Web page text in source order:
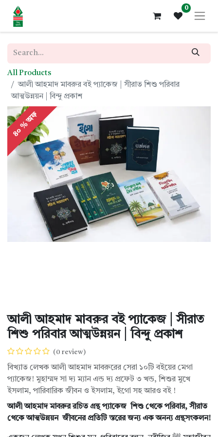
0
All Products
আলী আহমাদ মাবরুর বই প্যাকেজ | সীরাত শিশু পরিবার
আত্মউন্নয়ন | বিন্দু প্রকাশ
৪০ % অফ
আলী আহমাদ মাবরুর বই প্যাকেজ | সীরাত
শিশু পরিবার আত্মউন্নয়ন | বিন্দু প্রকাশ
(0 review)
বিখ্যাত লেখক আলী আহমাদ মাবরুরের সেরা ১০টি বইয়ের মেগা
প্যাকেজ! মুহাম্মদ সা দ্য ম্যান এন্ড দ্য প্রফেট ৩ খন্ড, শিশুর মুখে
ইসলাম, পারিবারিক জীবন ও ইসলাম, ইগো সহ আরও বই !
আলী আহমাদ মাবরুর রচিত গ্রন্থ প্যাকেজ শিশু থেকে পরিবার, সীরাত
থেকে আত্মউন্নয়ন জীবনের প্রতিটি স্তরের জন্য এক অনন্য গ্রন্থসংকলন!